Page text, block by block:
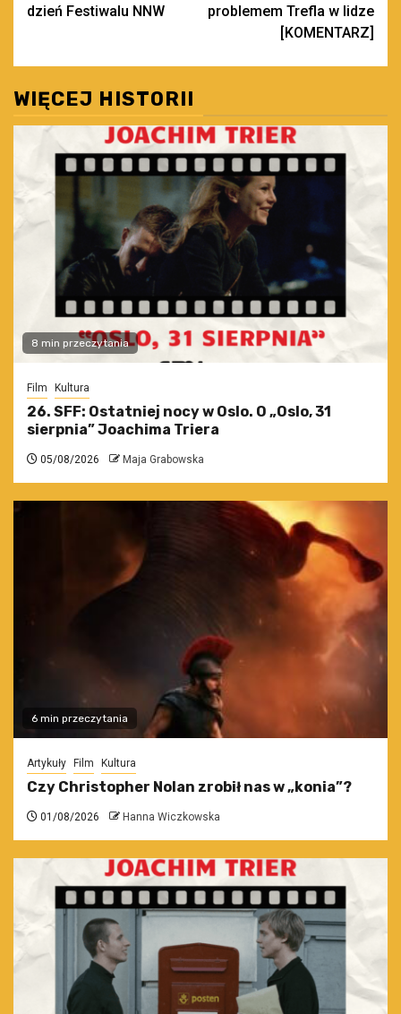
dzień Festiwalu NNW
problemem Trefla w lidze
[KOMENTARZ]
WIĘCEJ HISTORII
8 min przeczytania
Film Kultura
26. SFF: Ostatniej nocy w Oslo. O „Oslo, 31
sierpnia” Joachima Triera
05/08/2026 Maja Grabowska
6 min przeczytania
Artykuły Film Kultura
Czy Christopher Nolan zrobił nas w „konia”?
01/08/2026 Hanna Wiczkowska